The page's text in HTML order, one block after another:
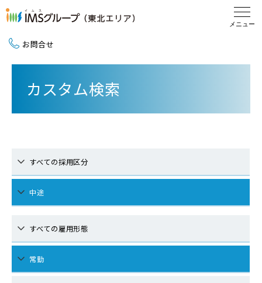
お問合せ
カスタム検索
すべての採用区分
中途
すべての雇用形態
常勤